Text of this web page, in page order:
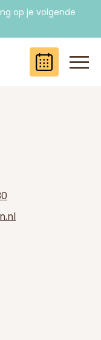
op je volgende